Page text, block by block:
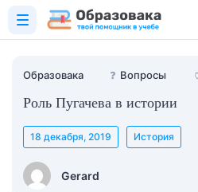
Образовака ❓ Вопросы
Роль Пугачева в истории
Gerard
18 декабря, 2019 История